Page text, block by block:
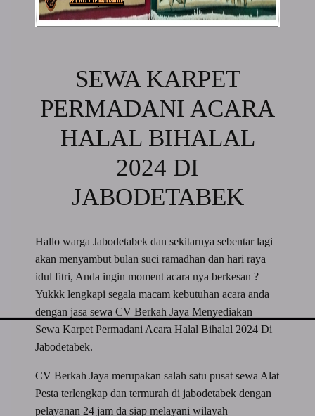
SEWA KARPET
PERMADANI ACARA
HALAL BIHALAL
2024 DI
JABODETABEK
Hallo warga Jabodetabek dan sekitarnya sebentar lagi
akan menyambut bulan suci ramadhan dan hari raya
idul fitri, Anda ingin moment acara nya berkesan ?
Yukkk lengkapi segala macam kebutuhan acara anda
dengan jasa sewa CV Berkah Jaya Menyediakan
Sewa Karpet Permadani Acara Halal Bihalal 2024 Di
Jabodetabek.
CV Berkah Jaya merupakan salah satu pusat sewa Alat
Pesta terlengkap dan termurah di jabodetabek dengan
pelayanan 24 jam da siap melayani wilayah